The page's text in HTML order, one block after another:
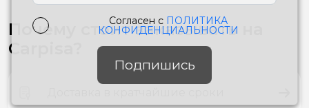
Почему стоит заказывать на
Carpisa?
Согласен с ПОЛИТИКА
КОНФИДЕНЦИАЛЬНОСТИ
Подпишись